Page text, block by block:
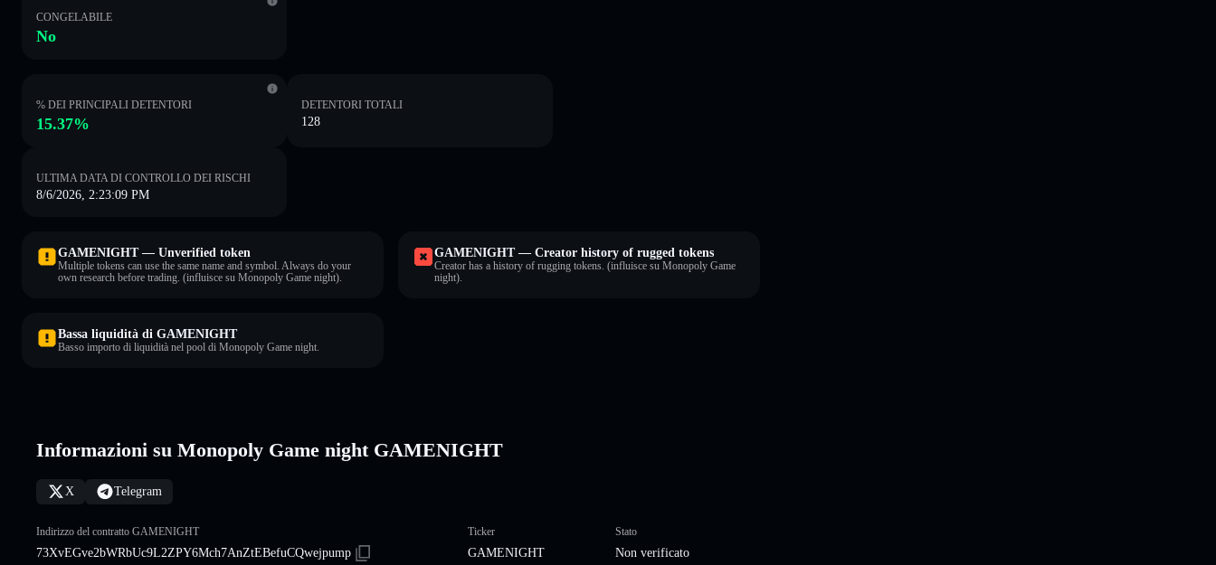
CONGELABILE
No
% DEI PRINCIPALI DETENTORI
15.37%
DETENTORI TOTALI
128
ULTIMA DATA DI CONTROLLO DEI RISCHI
8/6/2026, 2:23:09 PM
GAMENIGHT — Unverified token
Multiple tokens can use the same name and symbol. Always do your
own research before trading. (influisce su Monopoly Game night).
GAMENIGHT — Creator history of rugged tokens
Creator has a history of rugging tokens. (influisce su Monopoly Game
night).
Bassa liquidità di GAMENIGHT
Basso importo di liquidità nel pool di Monopoly Game night.
Informazioni su Monopoly Game night GAMENIGHT
X Telegram
Indirizzo del contratto GAMENIGHT
73XvEGve2bWRbUc9L2ZPY6Mch7AnZtEBefuCQwejpump
Ticker
GAMENIGHT
Stato
Non verificato